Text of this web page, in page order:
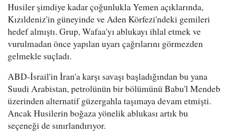
Husiler şimdiye kadar çoğunlukla Yemen açıklarında,
Kızıldeniz'in güneyinde ve Aden Körfezi'ndeki gemileri
hedef almıştı. Grup, Wafaa'yı ablukayı ihlal etmek ve
vurulmadan önce yapılan uyarı çağrılarını görmezden
gelmekle suçladı.
ABD-İsrail'in İran'a karşı savaşı başladığından bu yana
Suudi Arabistan, petrolünün bir bölümünü Babu'l Mendeb
üzerinden alternatif güzergahla taşımaya devam etmişti.
Ancak Husilerin boğaza yönelik ablukası artık bu
seçeneği de sınırlandırıyor.